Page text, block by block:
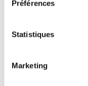
Préférences
Statistiques
Marketing
Affections